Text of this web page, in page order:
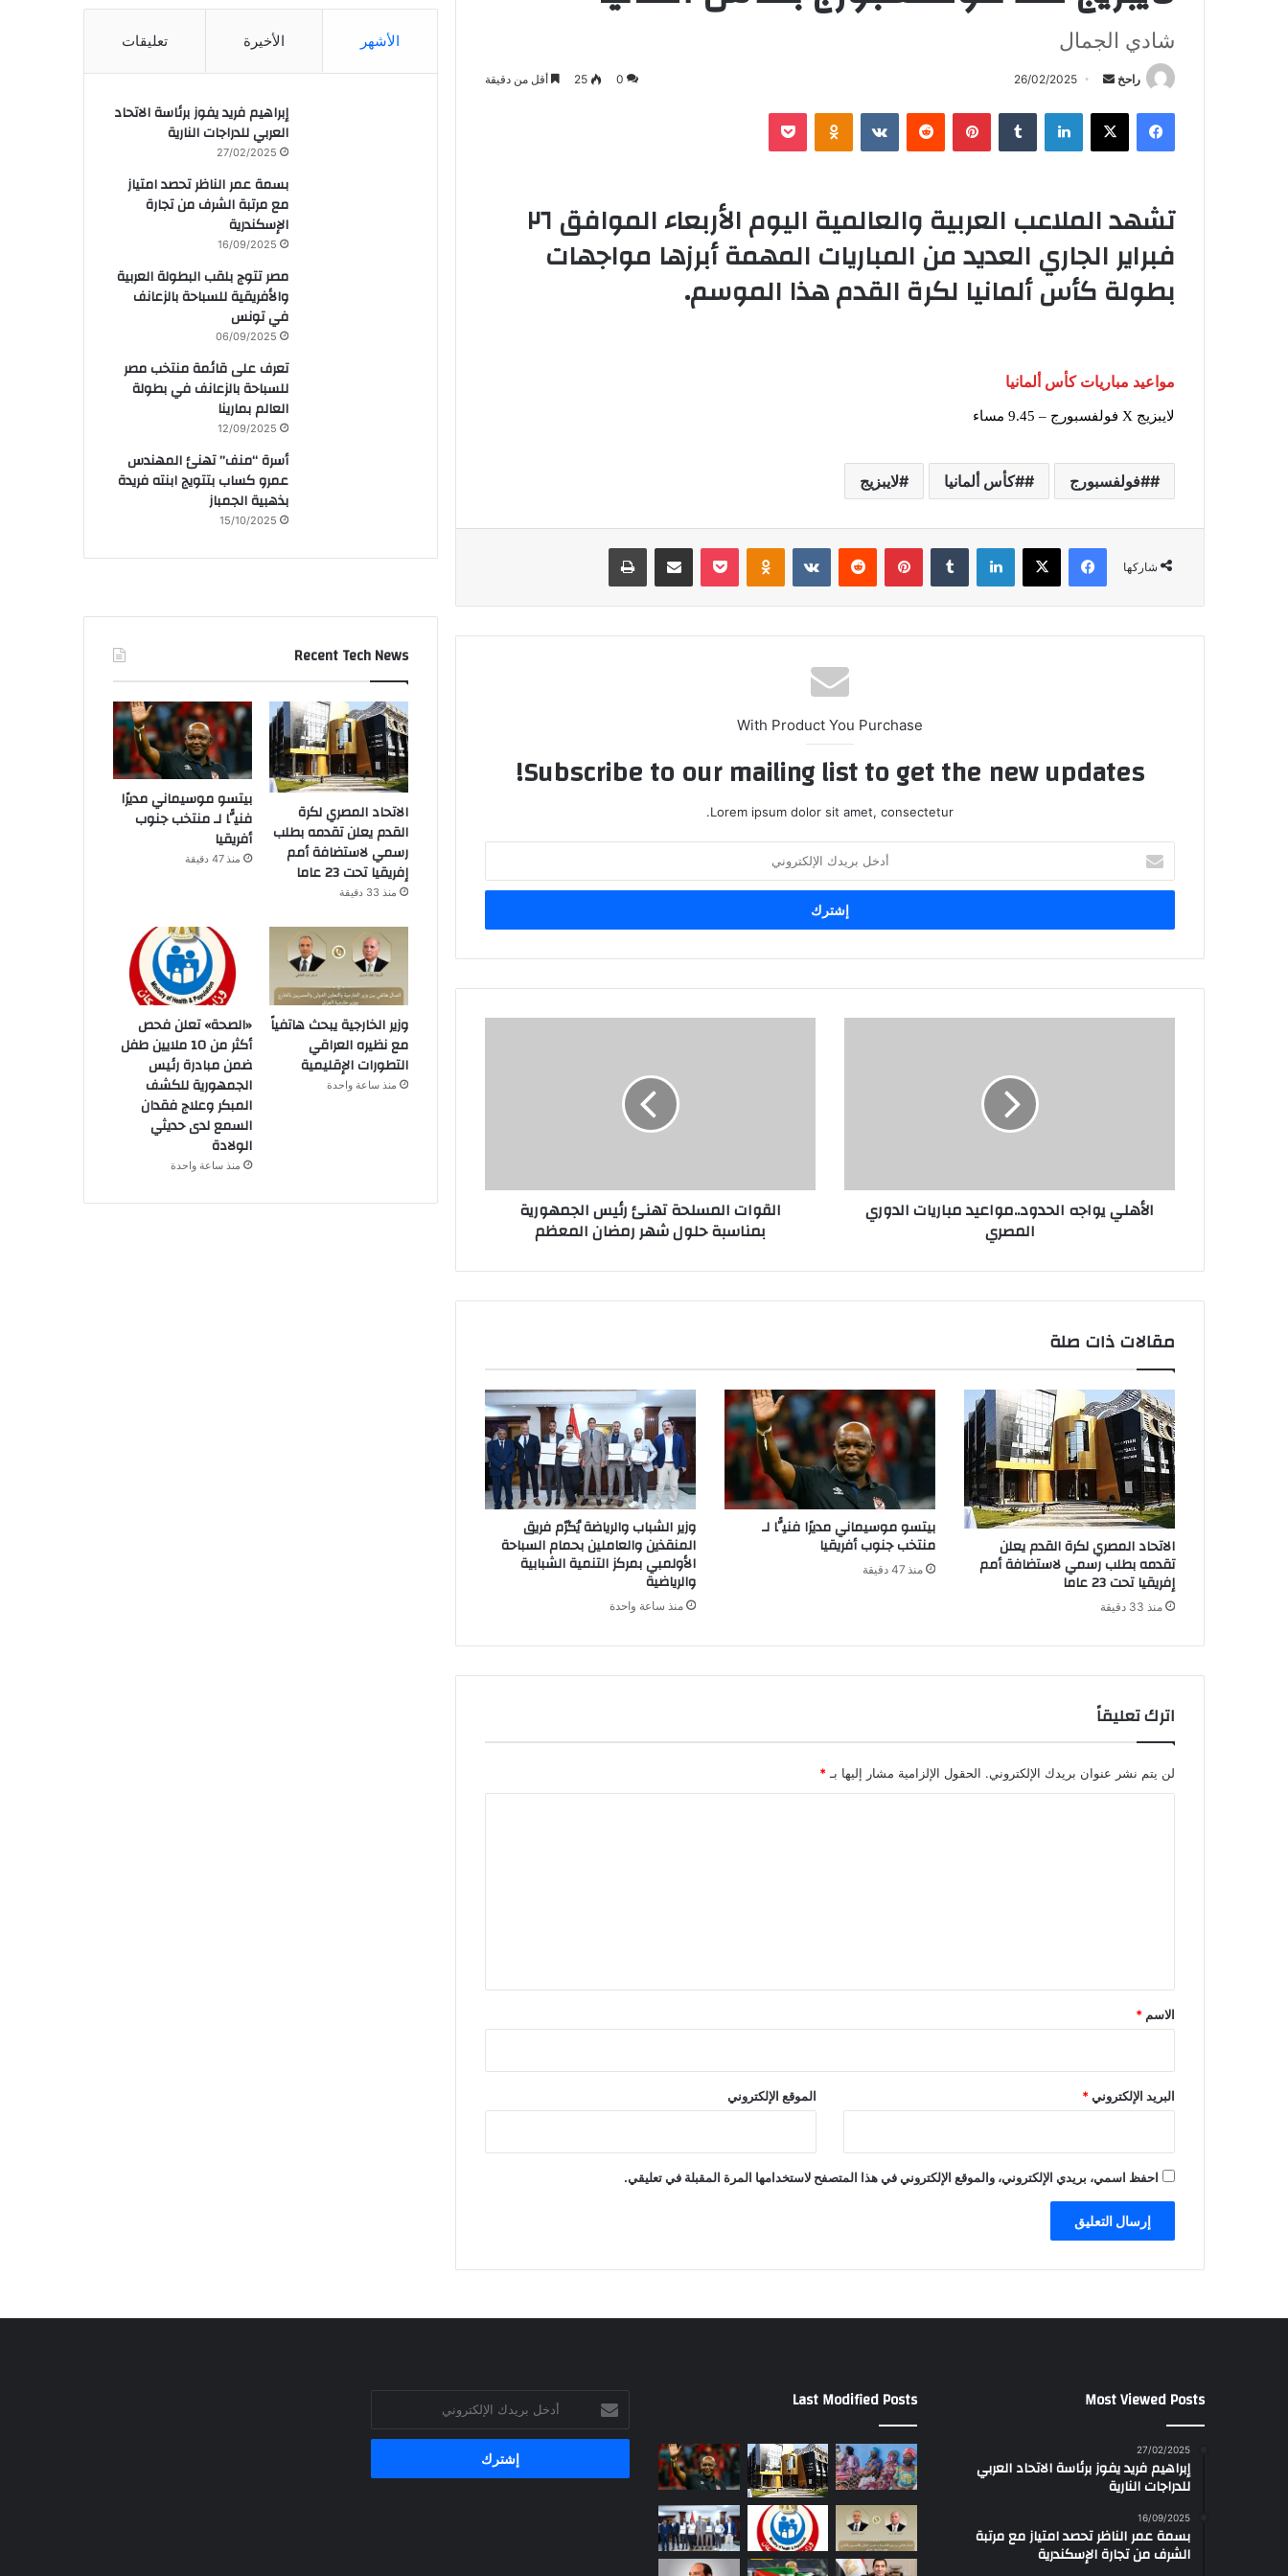
شادي الجمال
راحخ
أرسل 26/02/2025
0
25 أقل من دقيقة
فيسبوك X لينكدإن بينتيريست Odnoklassniki
بوكيت
تشهد الملاعب العربية والعالمية اليوم الأربعاء الموافق ٢٦
فبراير الجاري العديد من المباريات المهمة أبرزها مواجهات
بطولة كأس ألمانيا لكرة القدم هذا الموسم.
مواعيد مباريات كأس ألمانيا
لايبزيج X فولفسبورج – 9.45 مساء
#فولفسبورج #كأس ألمانيا لايبزيج
شاركها
فيسبوك X لينكدإن بينتيريست Odnoklassniki
بوكيت مشاركة عبر البريد طباعة
With Product You Purchase
Subscribe to our mailing list to get the new updates!
Lorem ipsum dolor sit amet, consectetur.
بريدك
الإلكتروني
الأهلي يواجه الحدود..مواعيد مباريات الدوري
المصري
القوات المسلحة تهنئ رئيس الجمهورية
بمناسبة حلول شهر رمضان المعظم
مقالات ذات صلة
الاتحاد المصري لكرة القدم يعلن
تقدمه بطلب رسمي لاستضافة أمم
إفريقيا تحت 23 عاما
منذ 33 دقيقة
بيتسو موسيماني مديرًا فنيًّا لـ
منتخب جنوب أفريقيا
منذ 47 دقيقة
وزير الشباب والرياضة يُكرّم فريق
المنقذين والعاملين بحمام السباحة
الأولمبي بمركز التنمية الشبابية
والرياضية
منذ ساعة واحدة
اترك تعليقاً
لن يتم نشر عنوان بريدك الإلكتروني. الحقول الإلزامية مشار إليها بـ *
*
الاسم *
البريد الإلكتروني* الموقع الإلكتروني
احفظ اسمي، بريدي الإلكتروني، والموقع الإلكتروني في هذا المتصفح لاستخدامها المرة المقبلة في تعليقي.
الأشهر الأخيرة تعليقات
إبراهيم فريد يفوز برئاسة الاتحاد
العربي للدراجات النارية
27/02/2025
بسمة عمر الناظر تحصد امتياز
مع مرتبة الشرف من تجارة
الإسكندرية
16/09/2025
مصر تتوج بلقب البطولة العربية
والأفريقية للسباحة بالزعانف
في تونس
06/09/2025
تعرف على قائمة منتخب مصر
للسباحة بالزعانف في بطولة
العالم بمارينا
12/09/2025
أسرة “منف” تهنئ المهندس
عمرو كساب بتتويج ابنته فريدة
بذهبية الجمباز
15/10/2025
Recent Tech News
الاتحاد المصري لكرة
القدم يعلن تقدمه بطلب
رسمي لاستضافة أمم
إفريقيا تحت 23 عاما
منذ 33 دقيقة
بيتسو موسيماني مديرًا
فنيًّا لـ منتخب جنوب
أفريقيا
منذ 47 دقيقة
وزير الخارجية يبحث هاتفياً
مع نظيره العراقي
التطورات الإقليمية
منذ ساعة واحدة
«الصحة» تعلن فحص
أكثر من 10 ملايين طفل
ضمن مبادرة رئيس
الجمهورية للكشف
المبكر وعلاج فقدان
السمع لدى حديثي
الولادة
منذ ساعة واحدة
Most Viewed Posts
27/02/2025
إبراهيم فريد يفوز برئاسة الاتحاد العربي
للدراجات النارية
16/09/2025
بسمة عمر الناظر تحصد امتياز مع مرتبة
الشرف من تجارة الإسكندرية
Last Modified Posts
بريدك
الإلكتروني